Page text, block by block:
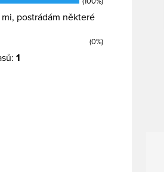
postrádám některé
(0%)
1